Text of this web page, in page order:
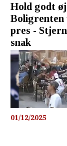
Hold godt
Boligrenten
pres -
snak
01/12/2025